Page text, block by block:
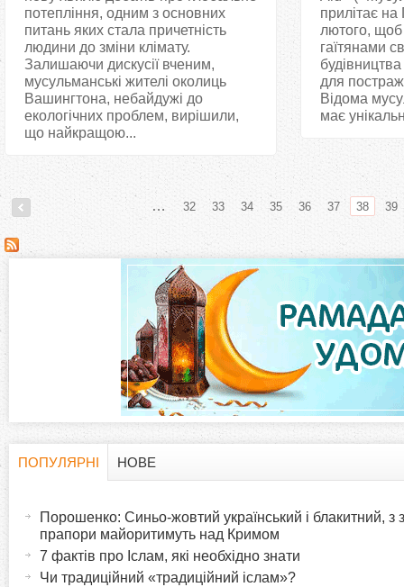
потепління, одним з основних
питань яких стала причетність
людини до зміни клімату.
Залишаючи дискусії вченим,
мусульманські жителі околиць
Вашингтона, небайдужі до
екологічних проблем, вирішили,
що найкращою...
прилітає на
лютого, щоб
гаїтянами
для
Відома
має
С
н
… 32 33 34 35 36 37 38 39
ПОПУЛЯРНІ
НОВЕ
Порошенко: Синьо-жовтий український і блакитний, з
прапори майоритимуть над Кримом
7 фактів про Іслам, які необхідно знати
Чи традиційний «традиційний іслам»?